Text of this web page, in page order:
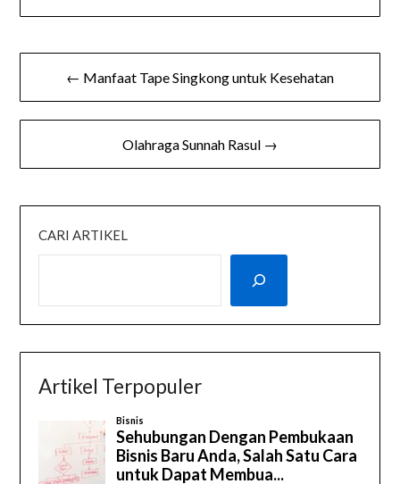
Navigasi
pos
← Manfaat Tape Singkong untuk Kesehatan
Olahraga Sunnah Rasul →
CARI ARTIKEL
Artikel Terpopuler